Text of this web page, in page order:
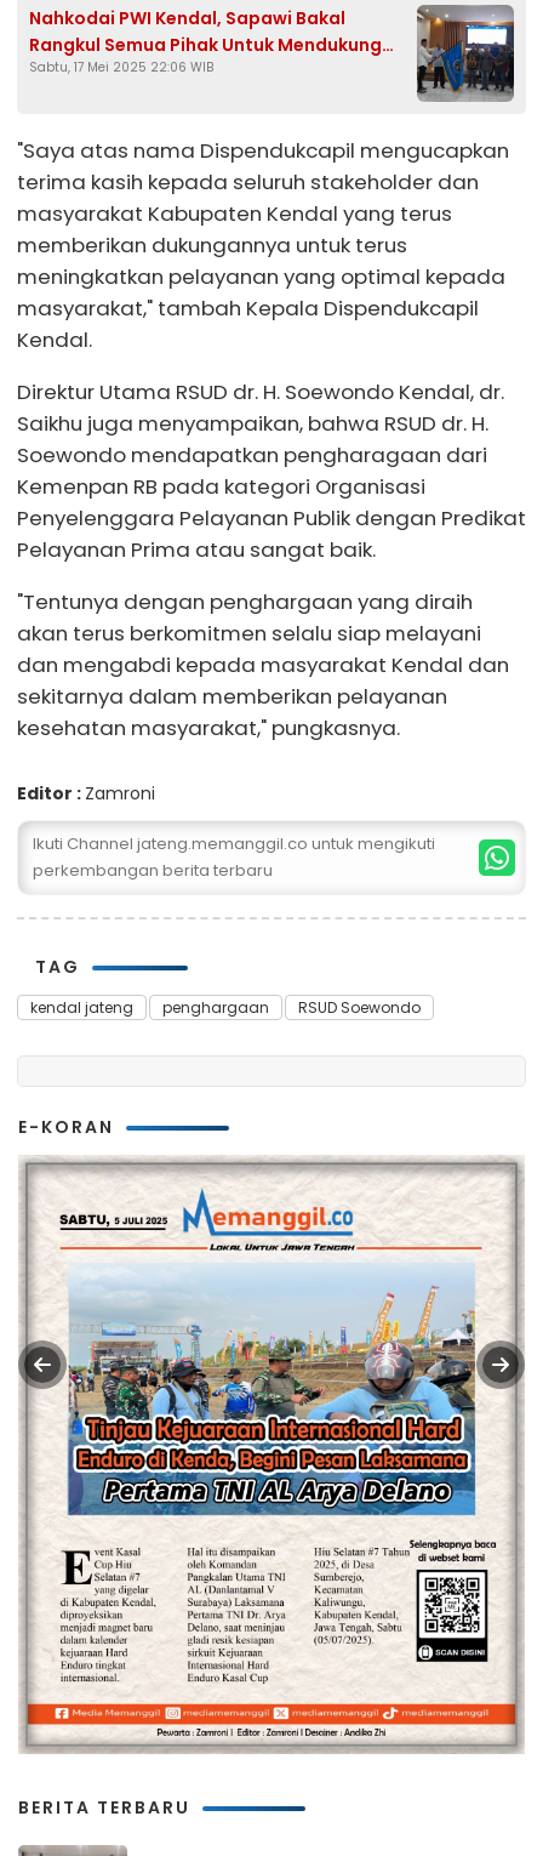
Nahkodai PWI Kendal, Sapawi Bakal
Rangkul Semua Pihak Untuk Mendukung
Program Pemerintah
Sabtu, 17 Mei 2025 22:06 WIB
"Saya atas nama Dispendukcapil mengucapkan
terima kasih kepada seluruh stakeholder dan
masyarakat Kabupaten Kendal yang terus
memberikan dukungannya untuk terus
meningkatkan pelayanan yang optimal kepada
masyarakat," tambah Kepala Dispendukcapil
Kendal.
Direktur Utama RSUD dr. H. Soewondo Kendal, dr.
Saikhu juga menyampaikan, bahwa RSUD dr. H.
Soewondo mendapatkan pengharagaan dari
Kemenpan RB pada kategori Organisasi
Penyelenggara Pelayanan Publik dengan Predikat
Pelayanan Prima atau sangat baik.
"Tentunya dengan penghargaan yang diraih
akan terus berkomitmen selalu siap melayani
dan mengabdi kepada masyarakat Kendal dan
sekitarnya dalam memberikan pelayanan
kesehatan masyarakat," pungkasnya.
Editor : Zamroni
Ikuti Channel jateng.memanggil.co untuk mengikuti
perkembangan berita terbaru
TAG
kendal jateng penghargaan RSUD Soewondo
E-KORAN
BERITA TERBARU